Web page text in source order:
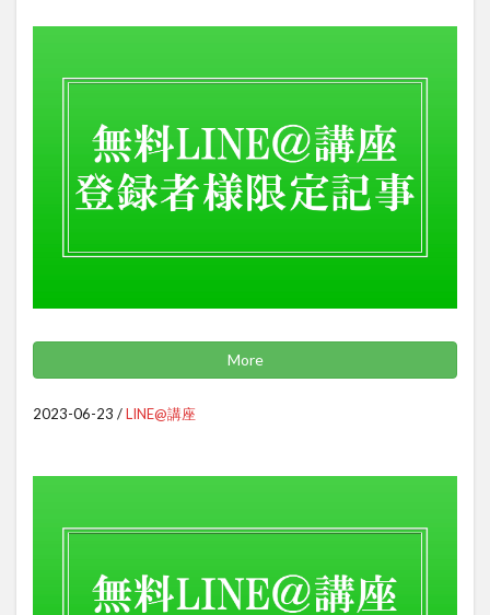
More
2023-06-23 /LINE@講座